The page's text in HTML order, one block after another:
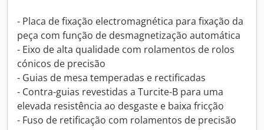
- Placa de fixação electromagnética para fixação da
peça com função de desmagnetização automática
- Eixo de alta qualidade com rolamentos de rolos
cónicos de precisão
- Guias de mesa temperadas e rectificadas
- Contra-guias revestidas a Turcite-B para uma
elevada resistência ao desgaste e baixa fricção
- Fuso de retificação com rolamentos de precisão